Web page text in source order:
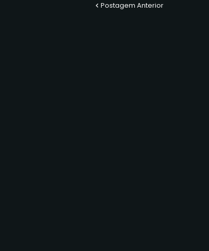
Postagem Anterior